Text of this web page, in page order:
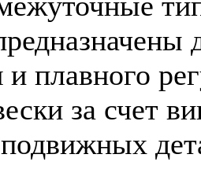
и плавного
за счет